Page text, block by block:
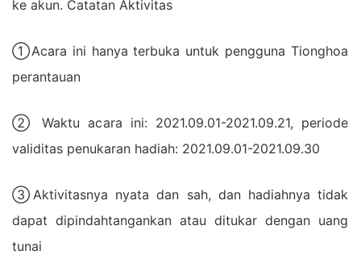
ke akun. Catatan Aktivitas
①Acara ini hanya terbuka untuk pengguna Tionghoa
perantauan
② Waktu acara ini: 2021.09.01-2021.09.21, periode
validitas penukaran hadiah: 2021.09.01-2021.09.30
③Aktivitasnya nyata dan sah, dan hadiahnya tidak
dapat dipindahtangankan atau ditukar dengan uang
tunai